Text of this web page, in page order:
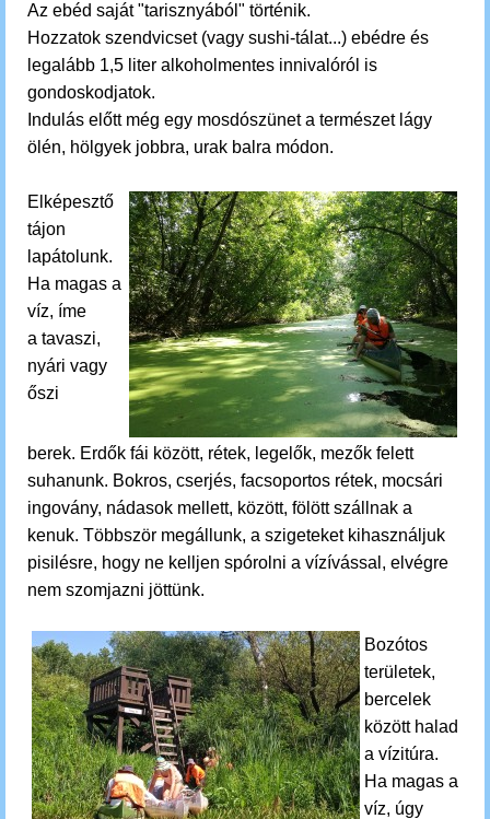
Az ebéd saját "tarisznyából" történik.
Hozzatok szendvicset (vagy sushi-tálat...) ebédre és
legalább 1,5 liter alkoholmentes innivalóról is
gondoskodjatok.
Indulás előtt még egy mosdószünet a természet lágy
ölén, hölgyek jobbra, urak balra módon.
Elképesztő
tájon
lapátolunk.
Ha magas a
víz, íme
a tavaszi,
nyári vagy
őszi
berek. Erdők fái között, rétek, legelők, mezők felett
suhanunk. Bokros, cserjés, facsoportos rétek, mocsári
ingovány, nádasok mellett, között, fölött szállnak a
kenuk. Többször megállunk, a szigeteket kihasználjuk
pisilésre, hogy ne kelljen spórolni a vízívással, elvégre
nem szomjazni jöttünk.
Bozótos
területek,
bercelek
között halad
a vízitúra.
Ha magas a
víz, úgy